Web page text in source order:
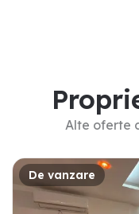
Alte oferte
De vanzare